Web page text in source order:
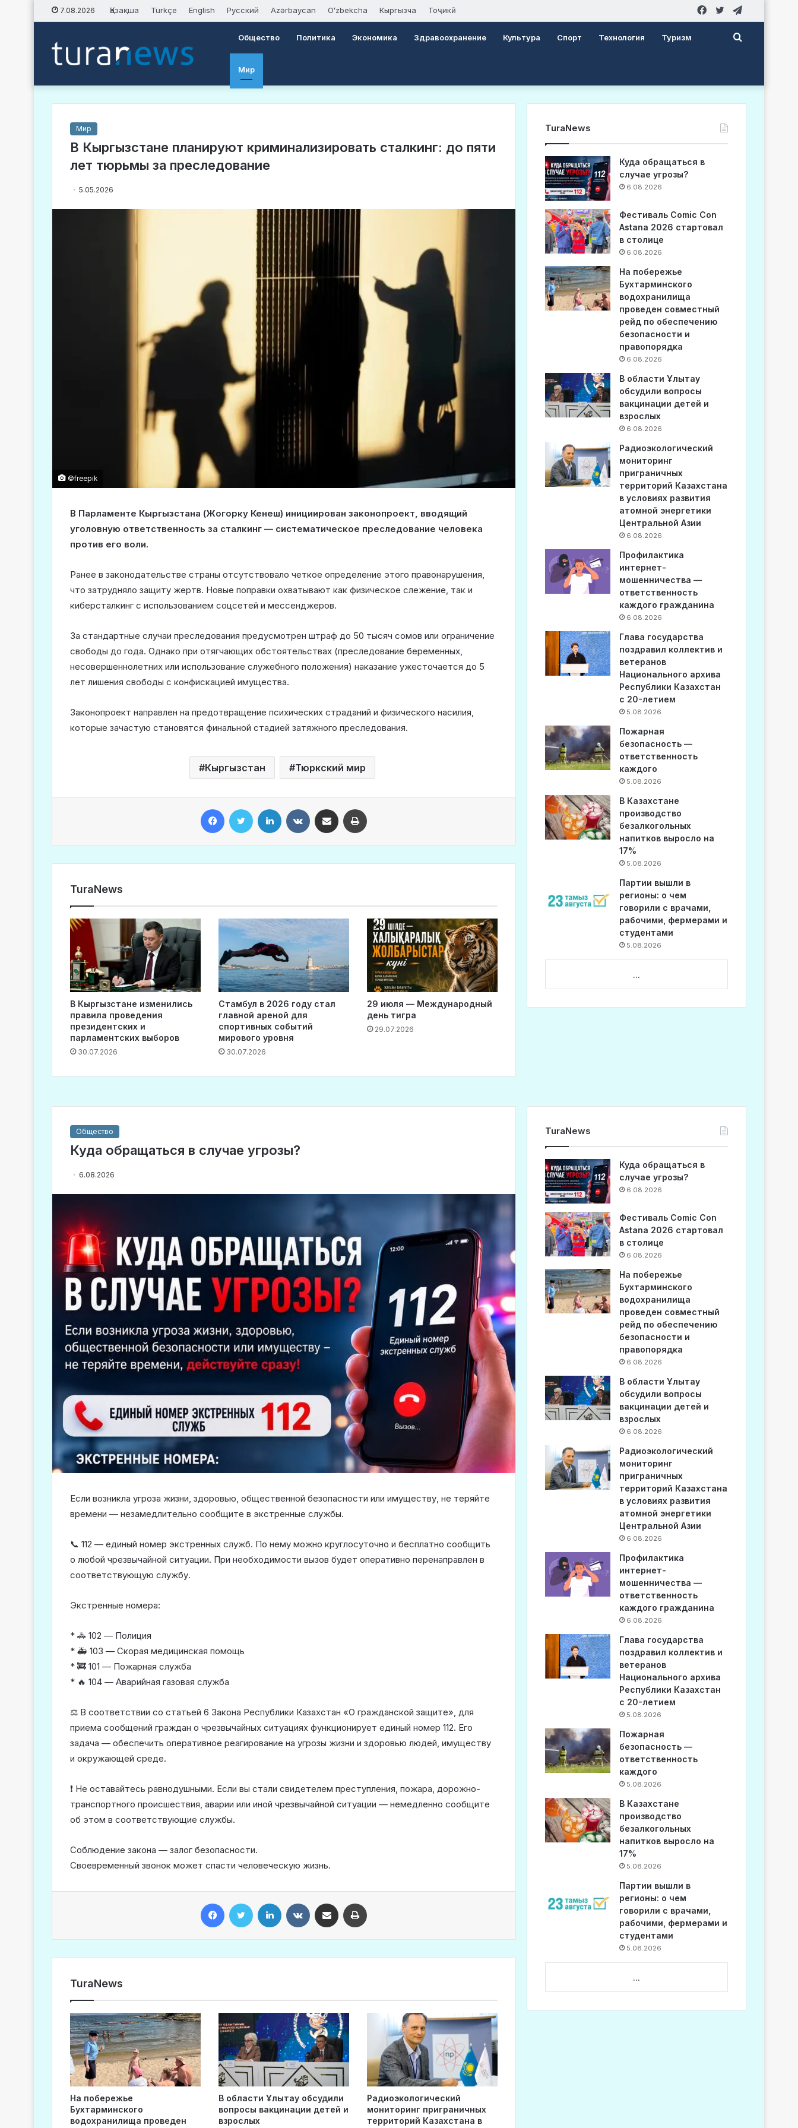
7.08.2026 Қазақша Türkçe English Русский Azərbaycan Oʻzbekcha Кыргызча Тоҷикӣ Twitter
Facebook
Общество Политика Экономика Здравоохранение Культура Спорт Технология Туризм
Мир
Search
Мир
В Кыргызстане планируют криминализировать сталкинг: до пяти
лет тюрьмы за преследование
5.05.2026
©freepik
В Парламенте Кыргызстана (Жогорку Кенеш) инициирован законопроект, вводящий
уголовную ответственность за сталкинг — систематическое преследование человека
против его воли.
Ранее в законодательстве страны отсутствовало четкое определение этого правонарушения,
что затрудняло защиту жертв. Новые поправки охватывают как физическое слежение, так и
киберсталкинг с использованием соцсетей и мессенджеров.
За стандартные случаи преследования предусмотрен штраф до 50 тысяч сомов или ограничение
свободы до года. Однако при отягчающих обстоятельствах (преследование беременных,
несовершеннолетних или использование служебного положения) наказание ужесточается до 5
лет лишения свободы с конфискацией имущества.
Законопроект направлен на предотвращение психических страданий и физического насилия,
которые зачастую становятся финальной стадией затяжного преследования.
Кыргызстан Тюркский мир
TuraNews
В Кыргызстане изменились
правила проведения
президентских и
парламентских выборов
30.07.2026
Стамбул в 2026 году стал
главной ареной для
спортивных событий
мирового уровня
30.07.2026
29 июля — Международный
день тигра
29.07.2026
TuraNews
Куда обращаться в
случае угрозы?
6.08.2026
Фестиваль Comic Con
Astana 2026 стартовал
в столице
6.08.2026
На побережье
Бухтарминского
водохранилища
проведен совместный
рейд по обеспечению
безопасности и
правопорядка
6.08.2026
В области Ұлытау
обсудили вопросы
вакцинации детей и
взрослых
6.08.2026
Радиоэкологический
мониторинг
приграничных
территорий Казахстана
в условиях развития
атомной энергетики
Центральной Азии
6.08.2026
Профилактика
интернет-
мошенничества —
ответственность
каждого гражданина
6.08.2026
Глава государства
поздравил коллектив и
ветеранов
Национального архива
Республики Казахстан
с 20-летием
5.08.2026
Пожарная
безопасность —
ответственность
каждого
5.08.2026
В Казахстане
производство
безалкогольных
напитков выросло на
17%
5.08.2026
Партии вышли в
регионы: о чем
говорили с врачами,
рабочими, фермерами и
студентами
5.08.2026
...